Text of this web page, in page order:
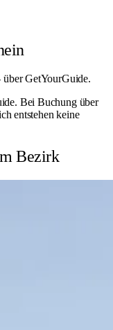
GetYourGuide.
Bei Buchung über
entstehen keine
Bezirk